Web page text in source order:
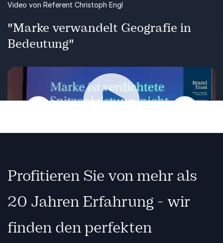
Branchenverbände sowie Parteien geeignet.
Machen Sie Ihren Verband zukunftsfähig durch
eine starke Marke!
"Marke verwandelt Geografie in
Bedeutung"
Video von Referent Christoph Engl
Ausschnitt seiner Keynote von der ITB Berlin 2017.
Profitieren Sie von mehr als
20 Jahren Erfahrung - wir
finden den perfekten